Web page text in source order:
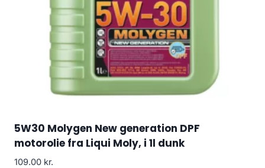
5W30 Molygen New generation DPF
motorolie fra Liqui Moly, i 1l dunk
109.00 kr.